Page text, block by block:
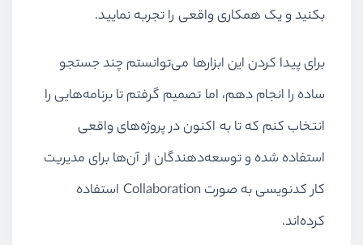
بکنید و یک همکاری واقعی را تجربه نمایید.
برای پیدا کردن این ابزارها می‌توانستم چند جستجو
ساده را انجام دهم، اما تصمیم گرفتم تا برنامه‌هایی را
انتخاب کنم که تا به اکنون در پروژه‌های واقعی
استفاده شده و توسعه‌دهندگان از آن‌ها برای مدیریت
کار کدنویسی به صورت Collaboration استفاده
کرده‌اند.